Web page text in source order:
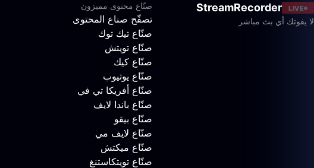
LIVE
StreamRecorder
لا يفوتك أي بث مباشر
صنّاع محتوى مميزون
تصفّح صناع المحتوى
صنّاع تيك توك
صنّاع تويتش
صنّاع كيك
صنّاع يوتيوب
صنّاع أفريكا تي في
صنّاع باندا لايف
صنّاع بيقو
صنّاع لايف مي
صنّاع ميكتش
صنّاع تويتكاستنغ